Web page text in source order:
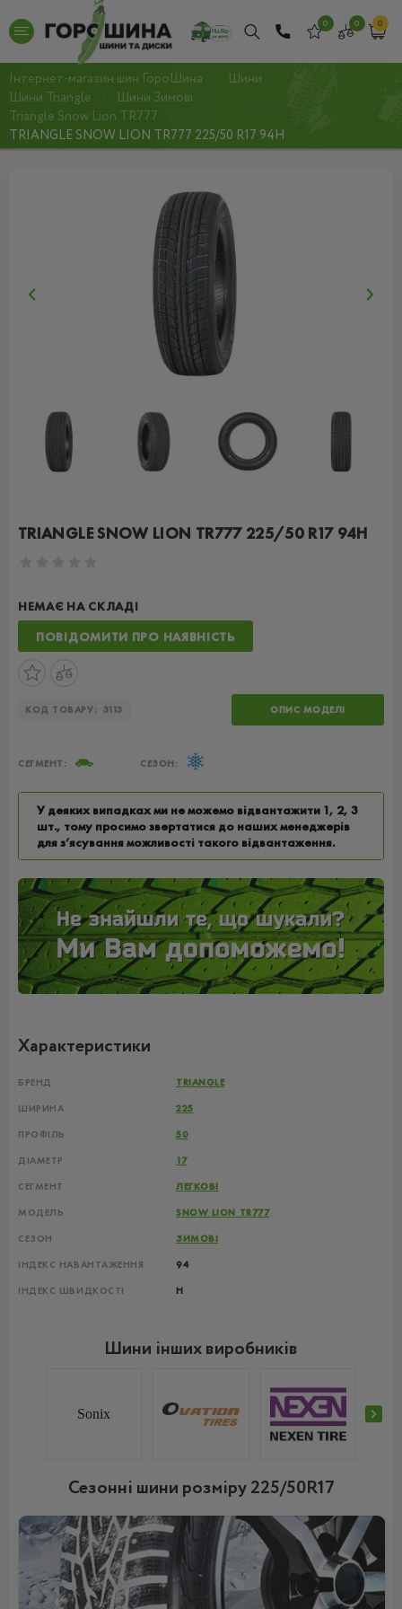
0 0 0
Інтернет-магазин шин ГороШина
Шини
Шини Triangle
Шини Зимові
Triangle Snow Lion TR777
TRIANGLE SNOW LION TR777 225/50 R17 94H
TRIANGLE SNOW LION TR777 225/50 R17 94H
НЕМАЄ НА СКЛАДІ
ПОВІДОМИТИ ПРО НАЯВНІСТЬ
КОД ТОВАРУ: 3113 ОПИС МОДЕЛІ
СЕГМЕНТ: СЕЗОН:
У деяких випадках ми не можемо відвантажити 1, 2, 3
шт., тому просимо звертатися до наших менеджерів
для з’ясування можливості такого відвантаження.
Характеристики
БРЕНД TRIANGLE
ШИРИНА 225
ПРОФІЛЬ 50
ДІАМЕТР 17
СЕГМЕНТ ЛЕГКОВІ
МОДЕЛЬ SNOW LION TR777
СЕЗОН ЗИМОВІ
ІНДЕКС НАВАНТАЖЕННЯ 94
ІНДЕКС ШВИДКОСТІ H
Шини інших виробників
Sonix
Сезонні шини розміру 225/50R17